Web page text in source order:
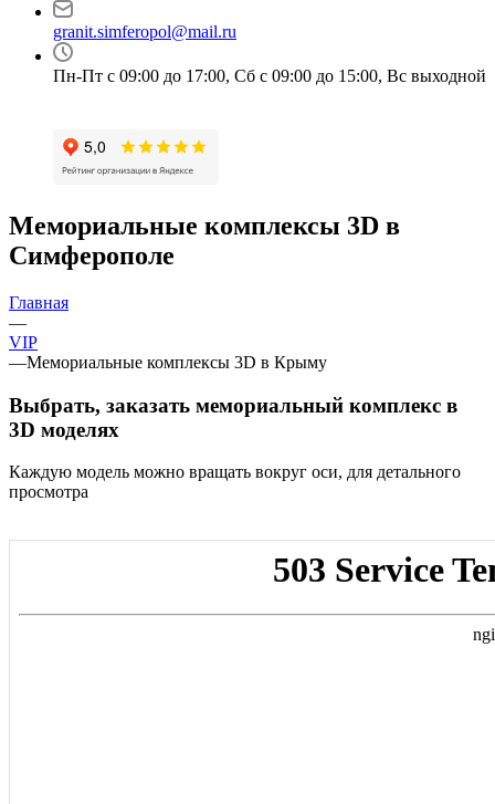
granit.simferopol@mail.ru
Пн-Пт с 09:00 до 17:00, Сб с 09:00 до 15:00, Вс выходной
Мемориальные комплексы 3D в
Симферополе
Главная
—
VIP
—Мемориальные комплексы 3D в Крыму
Выбрать, заказать мемориальный комплекс в
3D моделях
Каждую модель можно вращать вокруг оси, для детального
просмотра